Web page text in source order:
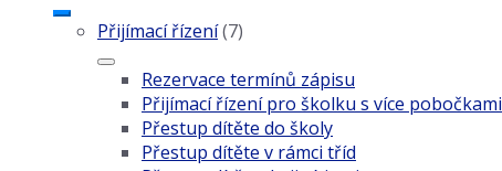
Přijímací řízení(7)
Rezervace termínů zápisu
Přijímací řízení pro školku s více pobočkami
Přestup dítěte do školy
Přestup dítěte v rámci tříd